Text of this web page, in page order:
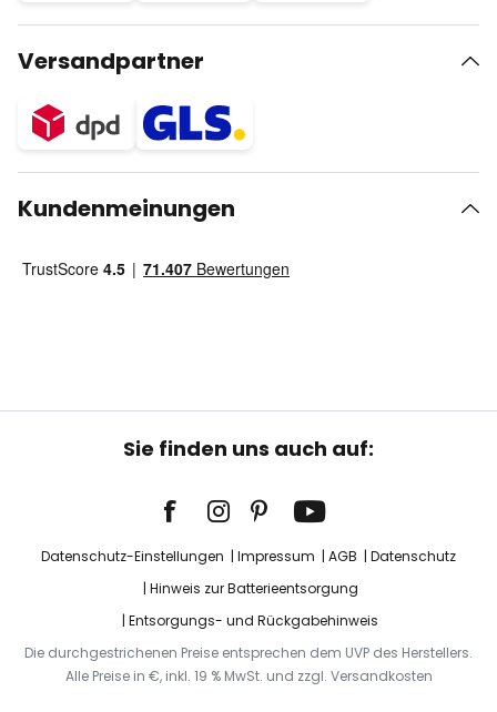
Versandpartner
Kundenmeinungen
Sie finden uns auch auf:
Datenschutz-Einstellungen Impressum AGB
Datenschutz
Hinweis zur Batterieentsorgung
Entsorgungs- und Rückgabehinweis
Die durchgestrichenen Preise entsprechen dem UVP des Herstellers.
Alle Preise in €, inkl. 19 % MwSt. und zzgl. Versandkosten